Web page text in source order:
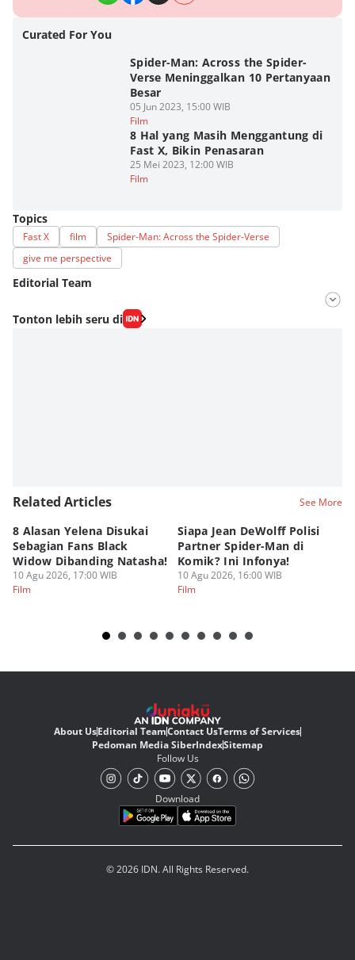
Curated For You
Spider-Man: Across the Spider-
Verse Meninggalkan 10 Pertanyaan
Besar
05 Jun 2023, 15:00 WIB
Film
8 Hal yang Masih Menggantung di
Fast X, Bikin Penasaran
25 Mei 2023, 12:00 WIB
Film
Topics
Fast X film
Spider-Man: Across the Spider-Verse
give me perspective
Editorial Team
Editor
Fahrul Razi Uni Nurullah
Tonton lebih seru di
Related Articles See More
8 Alasan Yelena Disukai
Sebagian Fans Black
Widow Dibanding Natasha!
10 Agu 2026, 17:00 WIB
Film
Siapa Jean DeWolff Polisi
Partner Spider-Man di
Komik? Ini Infonya!
10 Agu 2026, 16:00 WIB
Film
About UsEditorial TeamContact UsTerms of Services
Pedoman Media SiberIndexSitemap
Follow Us
Download
© 2026 IDN. All Rights Reserved.